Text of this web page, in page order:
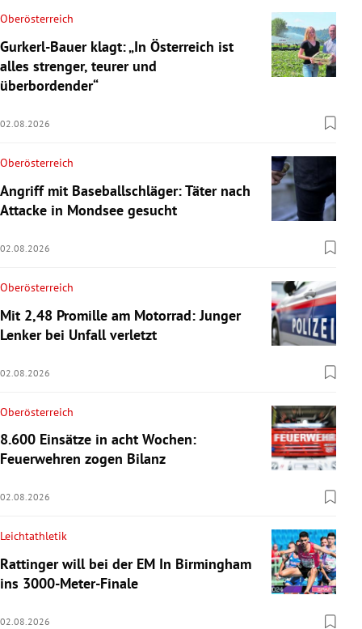
Oberösterreich
Gurkerl-Bauer klagt: „In Österreich ist
alles strenger, teurer und
überbordender“
02.08.2026
Oberösterreich
Angriff mit Baseballschläger: Täter nach
Attacke in Mondsee gesucht
02.08.2026
Oberösterreich
Mit 2,48 Promille am Motorrad: Junger
Lenker bei Unfall verletzt
02.08.2026
Oberösterreich
8.600 Einsätze in acht Wochen:
Feuerwehren zogen Bilanz
02.08.2026
Leichtathletik
Rattinger will bei der EM In Birmingham
ins 3000-Meter-Finale
02.08.2026